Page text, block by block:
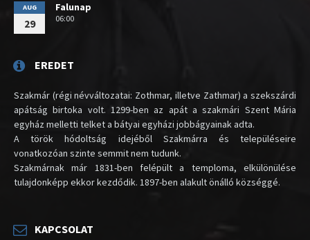
AUG
29
Falunap
06:00
EREDET
Szakmár (régi névváltozatai: Zothmar, illetve Zathmar) a szekszárdi
apátság birtoka volt. 1299-ben az apát a szakmári Szent Mária
egyház melletti telket a bátyai egyházi jobbágyainak adta.
A török hódoltság idejéből Szakmárra és településeire
vonatkozóan szinte semmit nem tudunk.
Szakmárnak már 1831-ben felépült a temploma, elkülönülése
tulajdonképp ekkor kezdődik. 1897-ben alakult önálló községgé.
KAPCSOLAT